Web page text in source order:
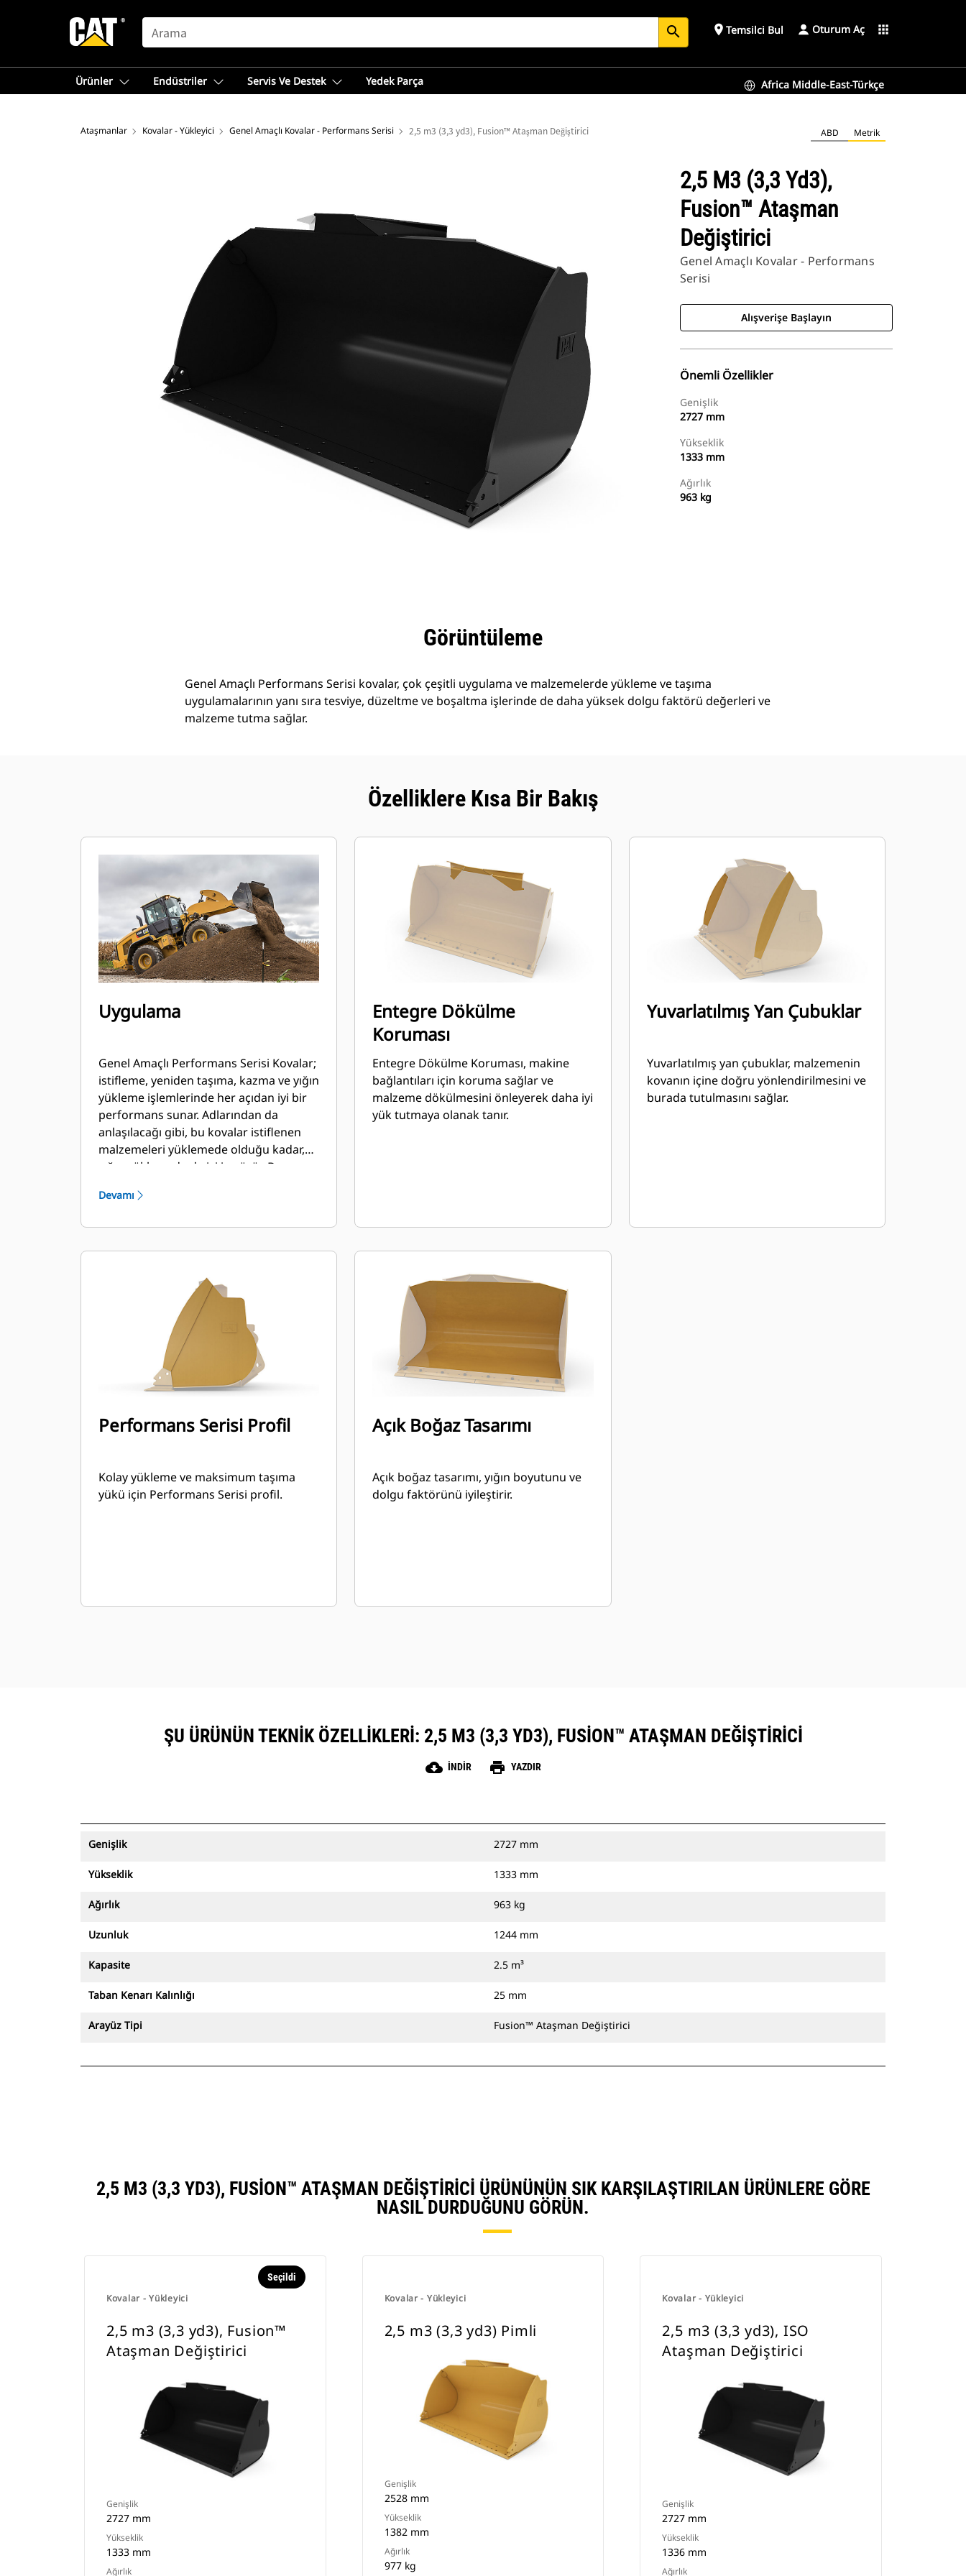
SEARCH search place Temsilci Bul Oturum Aç apps
Ürünler Endüstriler Servis Ve Destek Yedek Parça Africa Middle-East-Türkçe
Ataşmanlar Kovalar - Yükleyici Genel Amaçlı Kovalar - Performans Serisi 2,5 m3 (3,3 yd3), Fusion™ Ataşman Değiştirici ABD Metrik
2,5 M3 (3,3 Yd3),
Fusion™ Ataşman
Değiştirici
Genel Amaçlı Kovalar - Performans
Serisi
Alışverişe Başlayın
Önemli Özellikler
Genişlik
2727 mm
Yükseklik
1333 mm
Ağırlık
963 kg
Görüntüleme
Genel Amaçlı Performans Serisi kovalar, çok çeşitli uygulama ve malzemelerde yükleme ve taşıma
uygulamalarının yanı sıra tesviye, düzeltme ve boşaltma işlerinde de daha yüksek dolgu faktörü değerleri ve
malzeme tutma sağlar.
Özelliklere Kısa Bir Bakış
Uygulama
Genel Amaçlı Performans Serisi Kovalar;
istifleme, yeniden taşıma, kazma ve yığın
yükleme işlemlerinde her açıdan iyi bir
performans sunar. Adlarından da
anlaşılacağı gibi, bu kovalar istiflenen
malzemeleri yüklemede olduğu kadar,
yığın yüklemede de iyi iş görür. Bu
aşınma koşulları için tasarlanmıştır. Geri
dolum faktörü, belirtilen kapasitenin
Devamı
Entegre Dökülme
Koruması
Entegre Dökülme Koruması, makine
bağlantıları için koruma sağlar ve
malzeme dökülmesini önleyerek daha iyi
yük tutmaya olanak tanır.
Yuvarlatılmış Yan Çubuklar
Yuvarlatılmış yan çubuklar, malzemenin
kovanın içine doğru yönlendirilmesini ve
burada tutulmasını sağlar.
Performans Serisi Profil
Kolay yükleme ve maksimum taşıma
yükü için Performans Serisi profil.
Açık Boğaz Tasarımı
Açık boğaz tasarımı, yığın boyutunu ve
dolgu faktörünü iyileştirir.
ŞU ÜRÜNÜN TEKNIK ÖZELLIKLERI: 2,5 M3 (3,3 YD3), FUSION™ ATAŞMAN DEĞIŞTIRICI
cloud_download İNDIR print YAZDIR
Genişlik 2727 mm
Yükseklik 1333 mm
Ağırlık 963 kg
Uzunluk 1244 mm
Kapasite 2.5 m³
Taban Kenarı Kalınlığı 25 mm
Arayüz Tipi Fusion™ Ataşman Değiştirici
2,5 M3 (3,3 YD3), FUSION™ ATAŞMAN DEĞIŞTIRICI ÜRÜNÜNÜN SIK KARŞILAŞTIRILAN ÜRÜNLERE GÖRE
NASIL DURDUĞUNU GÖRÜN.
Kovalar - Yükleyici
Seçildi
2,5 m3 (3,3 yd3), Fusion™
Ataşman Değiştirici
Genişlik
2727 mm
Yükseklik
1333 mm
Ağırlık
Kovalar - Yükleyici
2,5 m3 (3,3 yd3) Pimli
Genişlik
2528 mm
Yükseklik
1382 mm
Ağırlık
977 kg
Kovalar - Yükleyici
2,5 m3 (3,3 yd3), ISO
Ataşman Değiştirici
Genişlik
2727 mm
Yükseklik
1336 mm
Ağırlık